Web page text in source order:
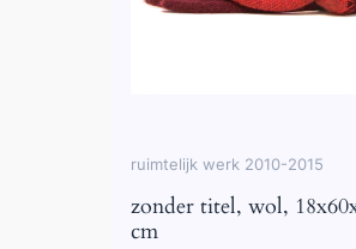
ruimtelijk werk 2010-2015
zonder titel, wol,
cm